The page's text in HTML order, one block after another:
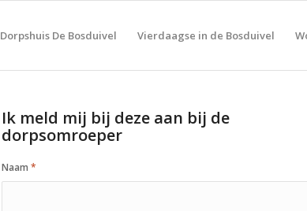
Dorpshuis De Bosduivel Vierdaagse in de Bosduivel
Ik meld mij bij deze aan bij de
dorpsomroeper
Naam *